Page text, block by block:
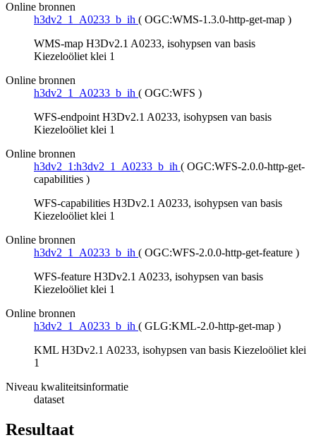
Online bronnen
h3dv2_1_A0233_b_ih ( OGC:WMS-1.3.0-http-get-map )
WMS-map H3Dv2.1 A0233, isohypsen van basis
Kiezeloöliet klei 1
Online bronnen
h3dv2_1_A0233_b_ih ( OGC:WFS )
WFS-endpoint H3Dv2.1 A0233, isohypsen van basis
Kiezeloöliet klei 1
Online bronnen
h3dv2_1:h3dv2_1_A0233_b_ih ( OGC:WFS-2.0.0-http-get-
capabilities )
WFS-capabilities H3Dv2.1 A0233, isohypsen van basis
Kiezeloöliet klei 1
Online bronnen
h3dv2_1_A0233_b_ih ( OGC:WFS-2.0.0-http-get-feature )
WFS-feature H3Dv2.1 A0233, isohypsen van basis
Kiezeloöliet klei 1
Online bronnen
h3dv2_1_A0233_b_ih ( GLG:KML-2.0-http-get-map )
KML H3Dv2.1 A0233, isohypsen van basis Kiezeloöliet klei
1
Niveau kwaliteitsinformatie
dataset
Resultaat